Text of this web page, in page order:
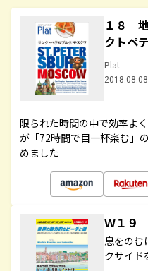
１８
クトペ
Plat
限られた時間の中で効率よ
が「72時間で目一杯楽む」
めました
Ｗ１９
息をのむ
クサイド